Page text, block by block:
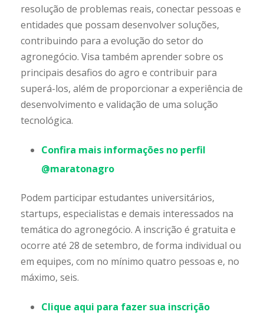
resolução de problemas reais, conectar pessoas e
entidades que possam desenvolver soluções,
contribuindo para a evolução do setor do
agronegócio. Visa também aprender sobre os
principais desafios do agro e contribuir para
superá-los, além de proporcionar a experiência de
desenvolvimento e validação de uma solução
tecnológica.
Confira mais informações no perfil
@maratonagro
Podem participar estudantes universitários,
startups, especialistas e demais interessados na
temática do agronegócio. A inscrição é gratuita e
ocorre até 28 de setembro, de forma individual ou
em equipes, com no mínimo quatro pessoas e, no
máximo, seis.
Clique aqui para fazer sua inscrição